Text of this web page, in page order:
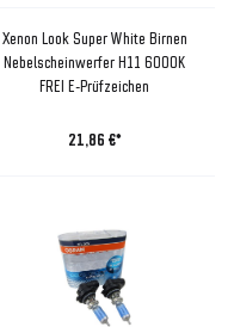
Xenon Look Super White Birnen
Nebelscheinwerfer H11 6000K
FREI E-Prüfzeichen
21,86 €*